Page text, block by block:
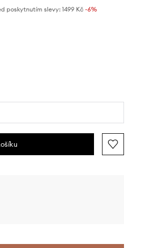
poskytnutím slevy: 1499 Kč -6%